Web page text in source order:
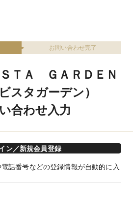
お問い合わせ完了
ＴＡ ＧＡＲＤＥＮ
スタガーデン）
合わせ入力
ン／新規会員登録
話番号などの登録情報が自動的に入